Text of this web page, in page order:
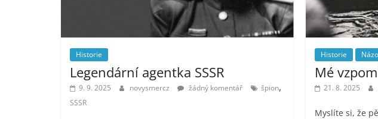
Historie
Legendární agentka SSSR
9. 9. 2025 novysmercz žádný komentář špion,
SSSR
Historie
Mé
21. 8. 2025
Myslíte si, že